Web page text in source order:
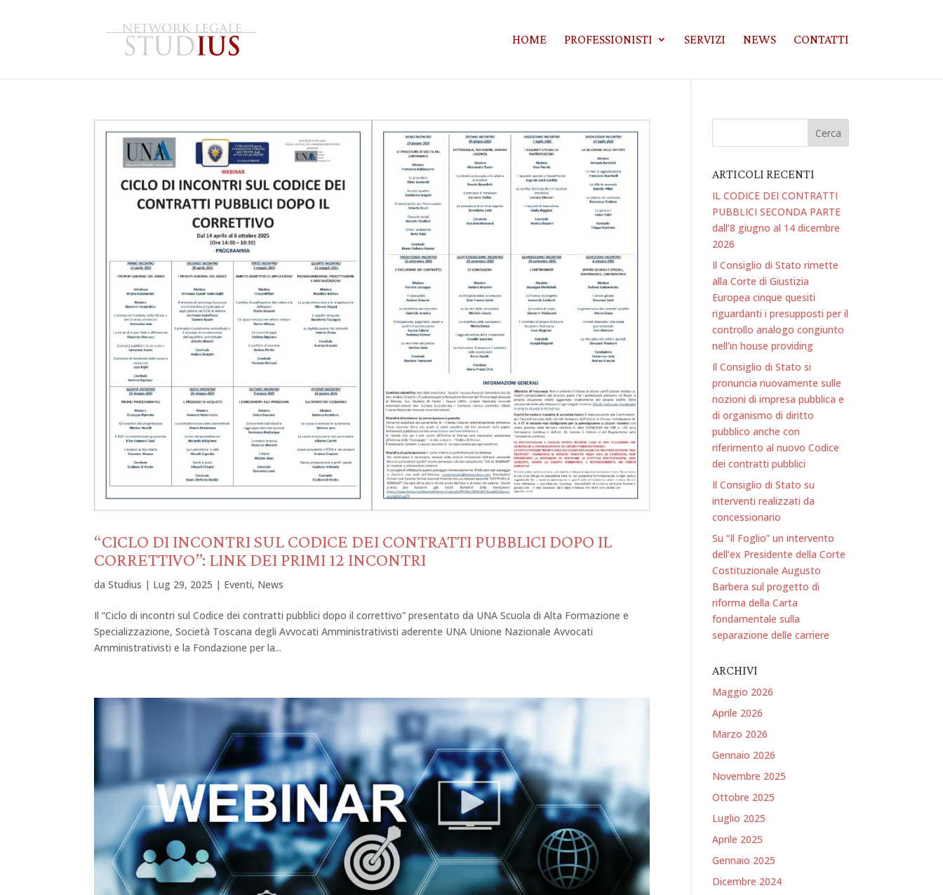
HOME PROFESSIONISTI SERVIZI NEWS CONTATTI
“CICLO DI INCONTRI SUL CODICE DEI CONTRATTI PUBBLICI DOPO IL
CORRETTIVO”: LINK DEI PRIMI 12 INCONTRI
daStudius | Lug 29, 2025 | Eventi, News
Il “Ciclo di incontri sul Codice dei contratti pubblici dopo il correttivo” presentato da UNA Scuola di Alta Formazione e
Specializzazione, Società Toscana degli Avvocati Amministrativisti aderente UNA Unione Nazionale Avvocati
Amministrativisti e la Fondazione per la...
ARTICOLI RECENTI
IL CODICE DEI CONTRATTI
PUBBLICI SECONDA PARTE
dall’8 giugno al 14 dicembre
2026
Il Consiglio di Stato rimette
alla Corte di Giustizia
Europea cinque quesiti
riguardanti i presupposti per il
controllo analogo congiunto
nell’in house providing
Il Consiglio di Stato si
pronuncia nuovamente sulle
nozioni di impresa pubblica e
di organismo di diritto
pubblico anche con
riferimento al nuovo Codice
dei contratti pubblici
Il Consiglio di Stato su
interventi realizzati da
concessionario
Su “Il Foglio” un intervento
dell’ex Presidente della Corte
Costituzionale Augusto
Barbera sul progetto di
riforma della Carta
fondamentale sulla
separazione delle carriere
ARCHIVI
Maggio 2026
Aprile 2026
Marzo 2026
Gennaio 2026
Novembre 2025
Ottobre 2025
Luglio 2025
Aprile 2025
Gennaio 2025
Dicembre 2024